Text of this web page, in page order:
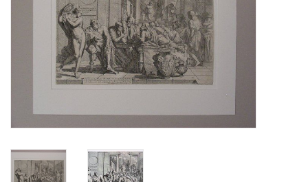
Druckgrafik
Zeichnungen
Gemälde
Fotografie